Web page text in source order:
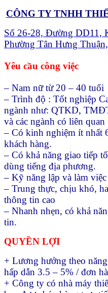
CÔNG TY TNHH
Số 26-28, Đường DD11,
Phường Tân Hưng
Yêu cầu công việc
– Nam nữ từ 20 – 40 tuổi
– Trình độ : Tốt nghiệp
ngành như: QTKD,
và các ngành có liên quan
– Có kinh nghiệm ít nhất
khách hàng.
– Có khả năng giao tiếp
dùng tiếng địa phương.
– Kỹ năng lập và làm
– Trung thực, chịu khó,
thông tin cao
– Nhanh nhẹn, có khả
tin.
QUYỀN LỢI
+ Lương hưởng theo
hấp dẫn 3.5 – 5% / đơn
+ Công ty có nhà máy